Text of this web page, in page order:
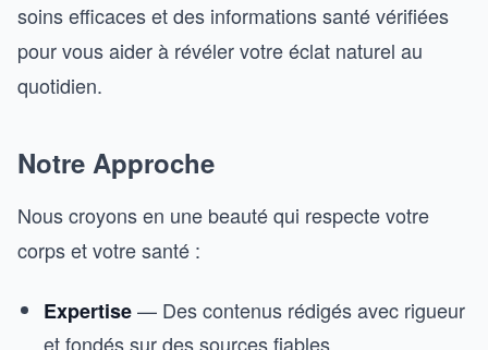
soins efficaces et des informations santé vérifiées
pour vous aider à révéler votre éclat naturel au
quotidien.
Notre Approche
Nous croyons en une beauté qui respecte votre
corps et votre santé :
Expertise— Des contenus rédigés avec rigueur
et fondés sur des sources fiables